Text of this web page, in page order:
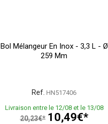
Bol Mélangeur En Inox - 3,3 L - Ø
259 Mm
Ref. HN517406
Livraison entre le 12/08 et le 13/08
20,23€* 10,49€*